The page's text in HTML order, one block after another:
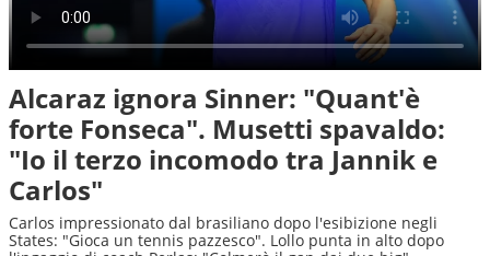
Alcaraz ignora Sinner: "Quant'è
forte Fonseca". Musetti spavaldo:
"Io il terzo incomodo tra Jannik e
Carlos"
Carlos impressionato dal brasiliano dopo l'esibizione negli
States: "Gioca un tennis pazzesco". Lollo punta in alto dopo